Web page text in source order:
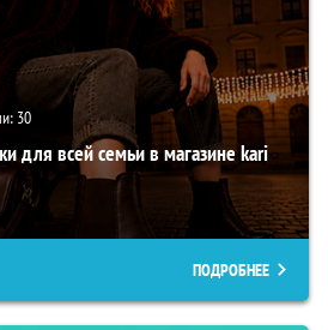
30
для всей семьи в магазине kari
ПОДРОБНЕЕ